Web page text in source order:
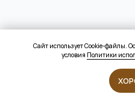
Сайт использует Cookie-файлы.
условия Политики